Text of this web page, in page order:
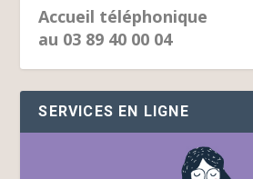
Accueil téléphonique
au 03 89 40 00 04
SERVICES EN LIGNE